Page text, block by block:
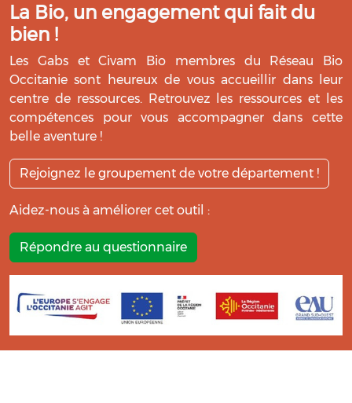
La Bio, un engagement qui fait du
bien !
Les Gabs et Civam Bio membres du Réseau Bio
Occitanie sont heureux de vous accueillir dans leur
centre de ressources. Retrouvez les ressources et les
compétences pour vous accompagner dans cette
belle aventure !
Rejoignez le groupement de votre département !
Aidez-nous à améliorer cet outil :
Répondre au questionnaire